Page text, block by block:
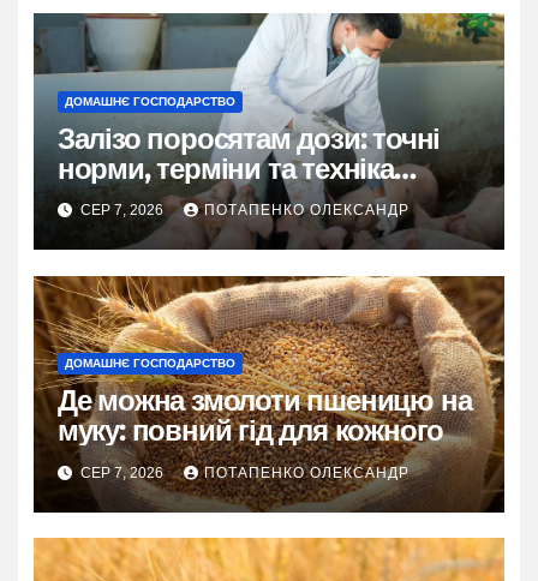
ДОМАШНЄ ГОСПОДАРСТВО
Залізо поросятам дози: точні
норми, терміни та техніка
введення
СЕР 7, 2026 ПОТАПЕНКО ОЛЕКСАНДР
ДОМАШНЄ ГОСПОДАРСТВО
Де можна змолоти пшеницю на
муку: повний гід для кожного
СЕР 7, 2026 ПОТАПЕНКО ОЛЕКСАНДР